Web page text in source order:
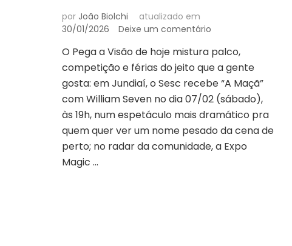
por João Biolchi
atualizado em
30/01/2026
Deixe um comentário
Maçã’
no
palco
do
Sesc,
mundaça
das
regras
O Pega a Visão de hoje mistura palco,
competição e férias do jeito que a gente
gosta: em Jundiaí, o Sesc recebe “A Maçã”
com William Seven no dia 07/02 (sábado),
às 19h, num espetáculo mais dramático pra
quem quer ver um nome pesado da cena de
perto; no radar da comunidade, a Expo
Magic …